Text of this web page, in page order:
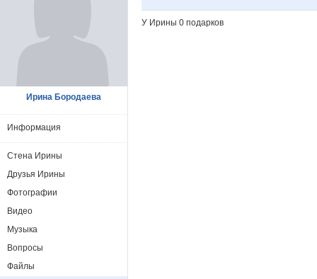
У Ирины 0 подарков
Ирина Бородаева
Информация
Стена Ирины
Друзья Ирины
Фотографии
Видео
Музыка
Вопросы
Файлы